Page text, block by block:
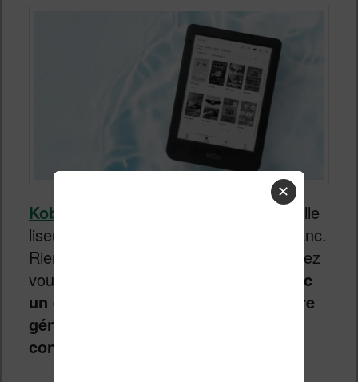
Kobo
frappe fort en sortant une nouvelle
liseuse 6 pouces avec écran noir et blanc.
Rien de neuf vous me direz ? Détrompez
vous,
cette liseuse est proposée avec
un écran E Ink Carta 1300 de dernière
génération à un prix défiant toute
concurrence
✕